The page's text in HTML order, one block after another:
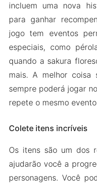
incluem uma nova
para ganhar
jogo tem eventos
especiais, como
quando a sakura
mais. A melhor coisa
sempre poderá jogar
repete o mesmo
Colete itens incríveis
Os itens são um dos
ajudarão você a
personagens. Você